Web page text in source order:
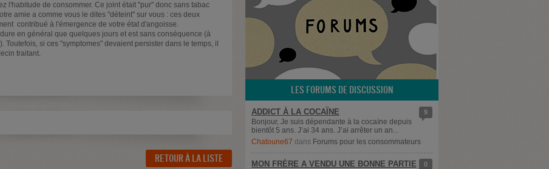
l'habitude de consommer. Ce joint était "pur" donc sans tabac
amie a comme vous le dites "déteint" sur vous : ces deux
contribué à l'émergence de votre état d'angoisse.
en général que quelques jours et est sans conséquence (à
si ces "symptomes" devaient persister dans le temps, il
traitant.
RETOUR À LA LISTE
LES FORUMS DE DISCUSSION
9
ADDICT À LA COCAÏNE
Bonjour, Je suis dépendante à la cocaïne depuis
bientôt 5 ans. J’ai 34 ans. J’ai arrêter un an...
Chatoune67 dans Forums pour les consommateurs
0
MON FRÈRE A VENDU UNE BONNE PARTIE